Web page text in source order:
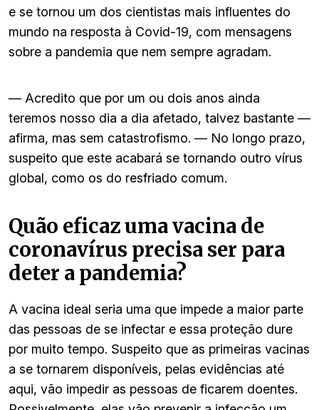
e se tornou um dos cientistas mais influentes do
mundo na resposta à Covid-19, com mensagens
sobre a pandemia que nem sempre agradam.
— Acredito que por um ou dois anos ainda
teremos nosso dia a dia afetado, talvez bastante —
afirma, mas sem catastrofismo. — No longo prazo,
suspeito que este acabará se tornando outro vírus
global, como os do resfriado comum.
Quão eficaz uma vacina de
coronavírus precisa ser para
deter a pandemia?
A vacina ideal seria uma que impede a maior parte
das pessoas de se infectar e essa proteção dure
por muito tempo. Suspeito que as primeiras vacinas
a se tornarem disponíveis, pelas evidências até
aqui, vão impedir as pessoas de ficarem doentes.